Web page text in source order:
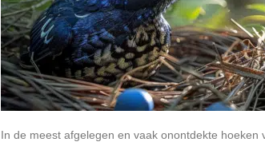
In de meest afgelegen en vaak onontdekte